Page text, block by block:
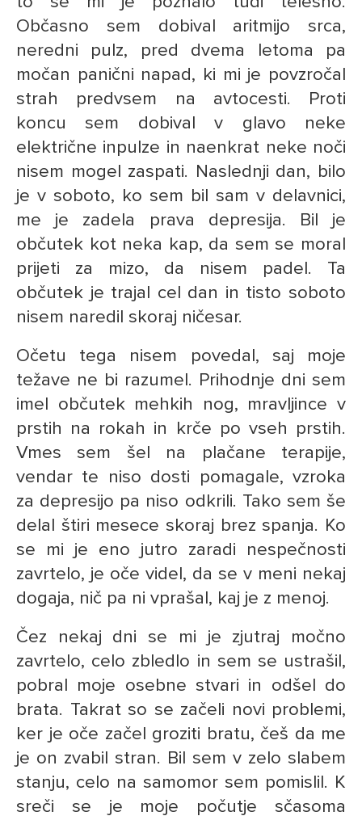
Občasno sem dobival aritmijo srca,
neredni pulz, pred dvema letoma pa
močan panični napad, ki mi je povzročal
strah predvsem na avtocesti. Proti
koncu sem dobival v glavo neke
električne inpulze in naenkrat neke noči
nisem mogel zaspati. Naslednji dan, bilo
je v soboto, ko sem bil sam v delavnici,
me je zadela prava depresija. Bil je
občutek kot neka kap, da sem se moral
prijeti za mizo, da nisem padel. Ta
občutek je trajal cel dan in tisto soboto
nisem naredil skoraj ničesar.
Očetu tega nisem povedal, saj moje
težave ne bi razumel. Prihodnje dni sem
imel občutek mehkih nog, mravljince v
prstih na rokah in krče po vseh prstih.
Vmes sem šel na plačane terapije,
vendar te niso dosti pomagale, vzroka
za depresijo pa niso odkrili. Tako sem še
delal štiri mesece skoraj brez spanja. Ko
se mi je eno jutro zaradi nespečnosti
zavrtelo, je oče videl, da se v meni nekaj
dogaja, nič pa ni vprašal, kaj je z menoj.
Čez nekaj dni se mi je zjutraj močno
zavrtelo, celo zbledlo in sem se ustrašil,
pobral moje osebne stvari in odšel do
brata. Takrat so se začeli novi problemi,
ker je oče začel groziti bratu, češ da me
je on zvabil stran. Bil sem v zelo slabem
stanju, celo na samomor sem pomislil. K
sreči se je moje počutje sčasoma